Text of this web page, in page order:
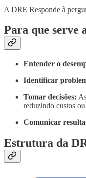
A DRE Responde à
Para que serve
Entender o
Identificar
Tomar decisões:
reduzindo custos
Comunicar
Estrutura da